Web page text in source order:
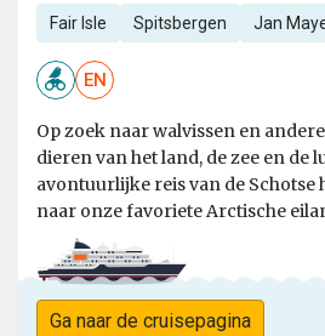
Fair Isle Spitsbergen Jan
EN
Op zoek naar walvissen en
dieren van het land, de zee en de
avontuurlijke reis van de Schotse
naar onze favoriete Arctische
Ga naar de cruisepagina